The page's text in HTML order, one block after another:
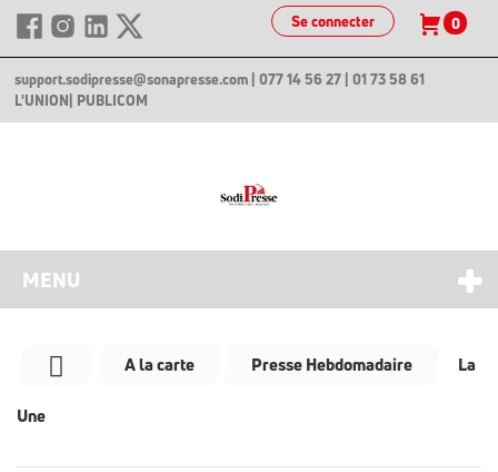
Se connecter 0
support.sodipresse@sonapresse.com | 077 14 56 27 | 01 73 58 61
L'UNION | PUBLICOM
MENU
A la carte Presse Hebdomadaire La
Une